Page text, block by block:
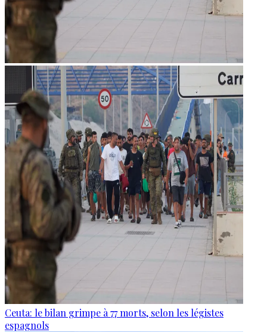
Ceuta: le bilan grimpe à 77 morts, selon les légistes
espagnols